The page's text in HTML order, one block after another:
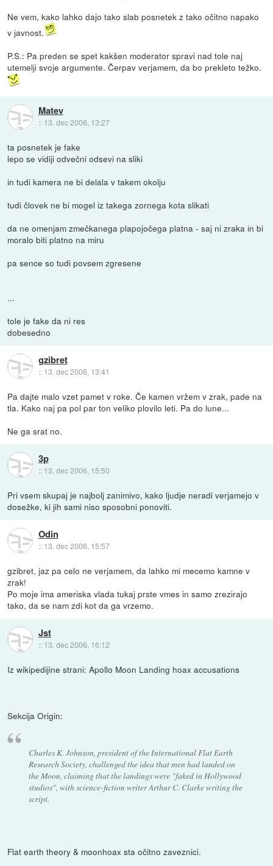
Ne vem, kako lahko dajo tako slab posnetek z tako očitno napako
v javnost.
P.S.: Pa preden se spet kakšen moderator spravi nad tole naj
utemelji svoje argumente. Čerpav verjamem, da bo prekleto težko.
Matev
:: 13. dec 2006, 13:27
ta posnetek je fake
lepo se vidiji odvečni odsevi na sliki
in tudi kamera ne bi delala v takem okolju
tudi človek ne bi mogel iz takega zornega kota slikati
da ne omenjam zmečkanega plapojočega platna - saj ni zraka in bi
moralo biti platno na miru
pa sence so tudi povsem zgresene
...
tole je fake da ni res
dobesedno
gzibret
:: 13. dec 2006, 13:41
Pa dajte malo vzet pamet v roke. Če kamen vržem v zrak, pade na
tla. Kako naj pa pol par ton veliko plovilo leti. Pa do lune...
Ne ga srat no.
3p
:: 13. dec 2006, 15:50
Pri vsem skupaj je najbolj zanimivo, kako ljudje neradi verjamejo v
dosežke, ki jih sami niso sposobni ponoviti.
Odin
:: 13. dec 2006, 15:57
gzibret, jaz pa celo ne verjamem, da lahko mi mecemo kamne v
zrak!
Po moje ima ameriska vlada tukaj prste vmes in samo zrezirajo
tako, da se nam zdi kot da ga vrzemo.
Jst
:: 13. dec 2006, 16:12
Iz wikipedijine strani: Apollo Moon Landing hoax accusations
Sekcija Origin:
Charles K. Johnson, president of the International Flat Earth
Research Society, challenged the idea that men had landed on
the Moon, claiming that the landings were "faked in Hollywood
studios", with science-fiction writer Arthur C. Clarke writing the
script.
Flat earth theory & moonhoax sta očitno zaveznici.